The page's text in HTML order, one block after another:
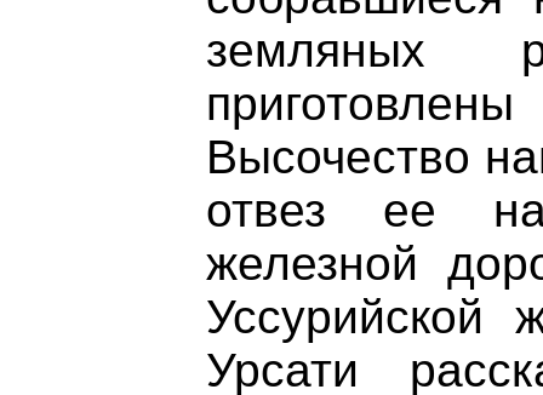
земляных
Высочество
отвез ее
железной
Уссурийской
Урсати